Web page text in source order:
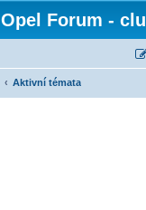
Opel Forum -
Aktivní témata